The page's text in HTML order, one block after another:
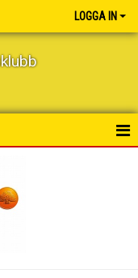
LOGGA IN